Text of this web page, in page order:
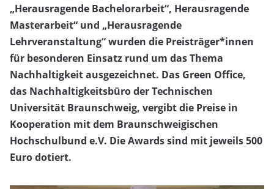
„Herausragende Bachelorarbeit“, Herausragende
Masterarbeit“ und „Herausragende
Lehrveranstaltung“ wurden die Preisträger*innen
für besonderen Einsatz rund um das Thema
Nachhaltigkeit ausgezeichnet. Das Green Office,
das Nachhaltigkeitsbüro der Technischen
Universität Braunschweig, vergibt die Preise in
Kooperation mit dem Braunschweigischen
Hochschulbund e.V. Die Awards sind mit jeweils 500
Euro dotiert.